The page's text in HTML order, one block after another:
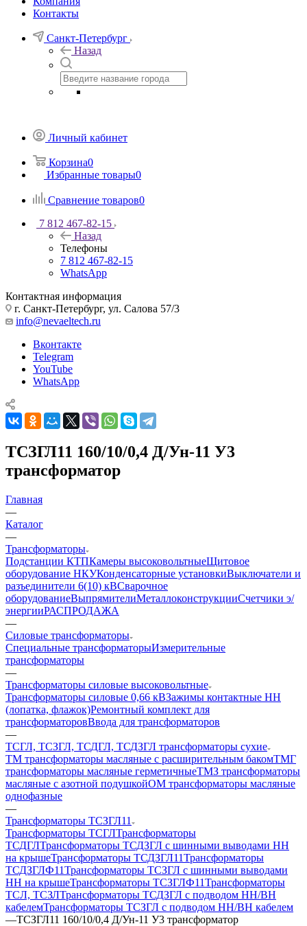
Контакты
Санкт-Петербург
Назад
Личный кабинет
Корзина0
Избранные товары0
Сравнение товаров0
7 812 467-82-15
Назад
Телефоны
7 812 467-82-15
WhatsApp
Контактная информация
г. Санкт-Петербург, ул. Салова 57/3
info@nevaeltech.ru
Вконтакте
Telegram
YouTube
WhatsApp
ТСЗГЛ11 160/10/0,4 Д/Ун-11 У3
трансформатор
Главная
—
Каталог
—
Трансформаторы
Подстанции КТПКамеры высоковольтныеЩитовое
оборудование НКУКонденсаторные установкиВыключатели и
разъединители 6(10) кВСварочное
оборудованиеВыпрямителиМеталлоконструкцииСчетчики э/
энергииРАСПРОДАЖА
—
Силовые трансформаторы
Специальные трансформаторыИзмерительные
трансформаторы
—
Трансформаторы силовые высоковольтные
Трансформаторы силовые 0,66 кВЗажимы контактные НН
(лопатка, флажок)Ремонтный комплект для
трансформаторовВвода для трансформаторов
—
ТСГЛ, ТСЗГЛ, ТСДГЛ, ТСДЗГЛ трансформаторы сухие
ТМ трансформаторы масляные с расширительным бакомТМГ
трансформаторы масляные герметичныеТМЗ трансформаторы
масляные с азотной подушкойОМ трансформаторы масляные
однофазные
—
Трансформаторы ТСЗГЛ11
Трансформаторы ТСГЛТрансформаторы
ТСДГЛТрансформаторы ТСДЗГЛ с шинными выводами НН
на крышеТрансформаторы ТСДЗГЛ11Трансформаторы
ТСДЗГЛФ11Трансформаторы ТСЗГЛ с шинными выводами
НН на крышеТрансформаторы ТСЗГЛФ11Трансформаторы
ТСЛ, ТСЗЛТрансформаторы ТСДЗГЛ с подводом НН/ВН
кабелемТрансформаторы ТСЗГЛ с подводом НН/ВН кабелем
—ТСЗГЛ11 160/10/0,4 Д/Ун-11 У3 трансформатор